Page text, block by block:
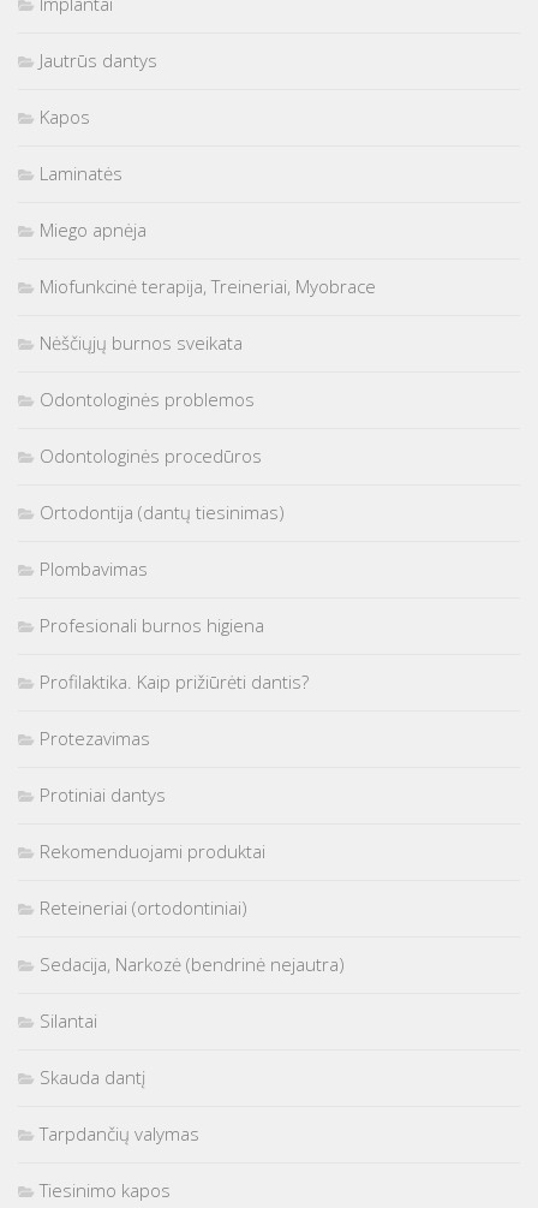
Jautrūs dantys
Kapos
Laminatės
Miego apnėja
Miofunkcinė terapija, Treineriai, Myobrace
Nėščiųjų burnos sveikata
Odontologinės problemos
Odontologinės procedūros
Ortodontija (dantų tiesinimas)
Plombavimas
Profesionali burnos higiena
Profilaktika. Kaip prižiūrėti dantis?
Protezavimas
Protiniai dantys
Rekomenduojami produktai
Reteineriai (ortodontiniai)
Sedacija, Narkozė (bendrinė nejautra)
Silantai
Skauda dantį
Tarpdančių valymas
Tiesinimo kapos